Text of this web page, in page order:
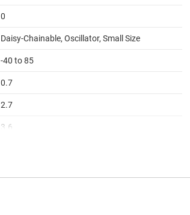
0
Daisy-Chainable, Oscillator, Small Size
-40 to 85
0.7
2.7
3.6